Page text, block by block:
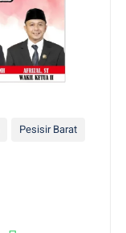
Pesisir Barat